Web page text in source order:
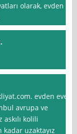
olarak, evden
evden eve
avrupa ve
kolili
uzaktayız